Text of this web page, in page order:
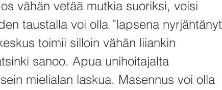
vähän vetää mutkia suoriksi, voisi
taustalla voi olla ”lapsena nyrjähtänyt
toimii silloin vähän liiankin
sanoo. Apua unihoitajalta
mielialan laskua. Masennus voi olla